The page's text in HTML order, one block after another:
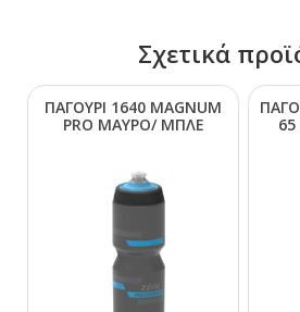
Σχετικά
ΠΑΓΟΥΡΙ 1640 ΜΑGΝUΜ
ΡRΟ ΜΑΥΡΟ/ ΜΠΛΕ